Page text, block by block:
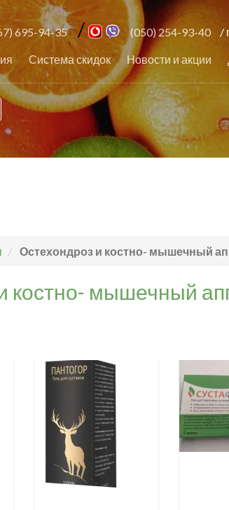
695-94-35 / (050) 254-93-40 /
Система скидок Новости и акции
Остехондроз и костно- мышечный
костно- мышечный